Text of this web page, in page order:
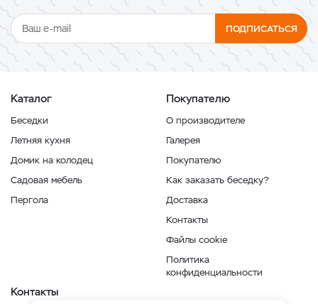
ПОДПИСАТЬСЯ
Каталог
Беседки
Летняя кухня
Домик на колодец
Садовая мебель
Пергола
Покупателю
О производителе
Галерея
Покупателю
Как заказать беседку?
Доставка
Контакты
Файлы cookie
Политика
конфиденциальности
Контакты